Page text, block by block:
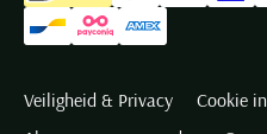
Veiligheid & Privacy Cookie